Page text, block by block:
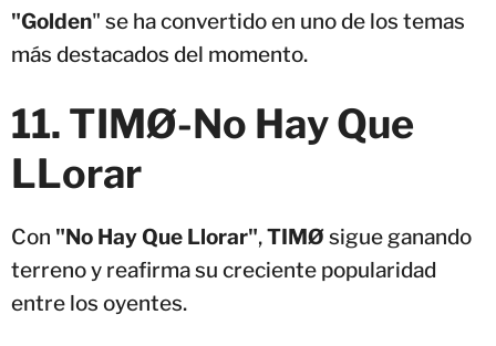
"Golden" se ha convertido en uno de los temas
más destacados del momento.
11. TIMØ-No Hay Que
LLorar
Con "No Hay Que Llorar",TIMØsigue ganando
terreno y reafirma su creciente popularidad
entre los oyentes.